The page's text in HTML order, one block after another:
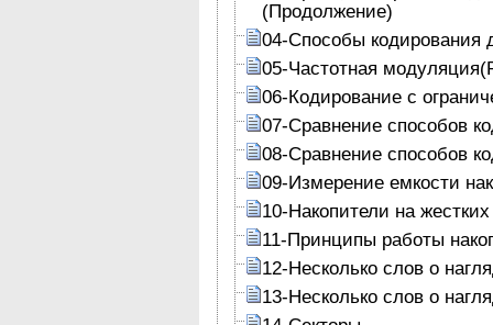
(Продолжение)
04-Способы кодирования
05-Частотная
06-Кодирование с
07-Сравнение способов
08-Сравнение способов
09-Измерение емкости
10-Накопители на
11-Принципы работы
12-Несколько слов о
13-Несколько слов о